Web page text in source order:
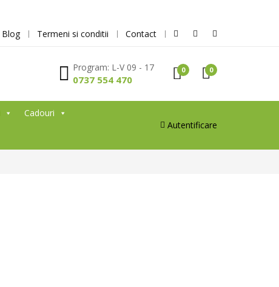
Blog Termeni si conditii Contact
Program: L-V 09 - 17
0737 554 470
0 0
Cadouri
Autentificare